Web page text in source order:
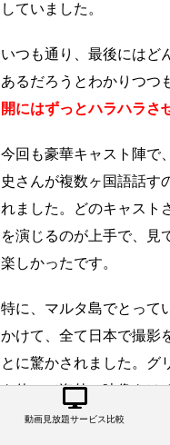
していました。
いつも通り、最後にはど
あるだろうとわかりつつ
開にはずっとハラハラさ
今回も豪華キャスト陣で
史さんが複数ヶ国語話す
れました。どのキャスト
を演じるのが上手で、見
楽しかったです。
特に、マルタ島でとって
かけて、全て日本で撮影
とに驚かされました。グ
を使って海外の映像をは
いるなど、コンフィデン
動画見放題サービス比較